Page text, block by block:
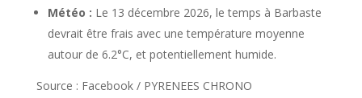
Météo : Le 13 décembre 2026, le temps à Barbaste
devrait être frais avec une température moyenne
autour de 6.2°C, et potentiellement humide.
Source : Facebook / PYRENEES CHRONO